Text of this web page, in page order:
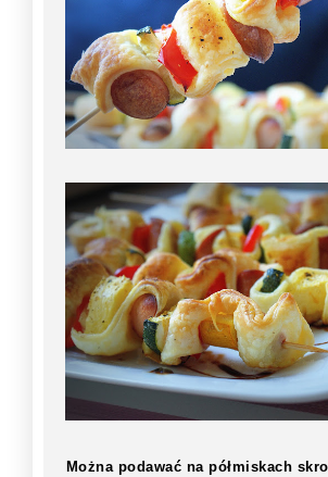
Można podawać na półmiskach